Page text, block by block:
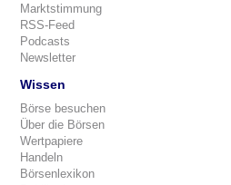
Marktstimmung
RSS-Feed
Podcasts
Newsletter
Wissen
Börse besuchen
Über die Börsen
Wertpapiere
Handeln
Börsenlexikon